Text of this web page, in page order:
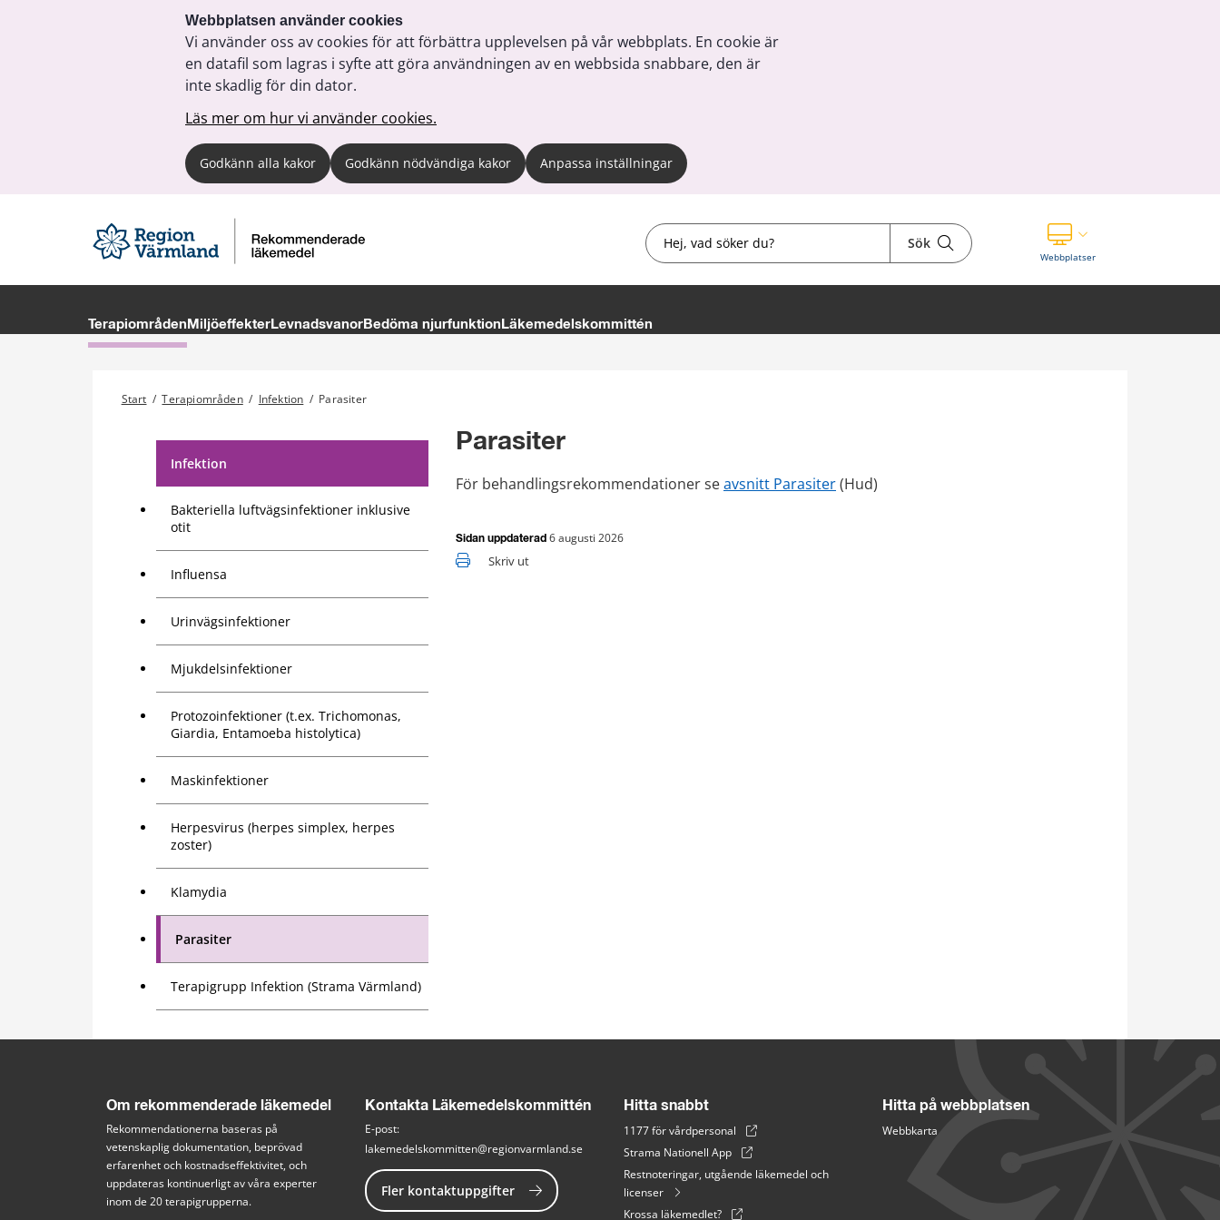
Webbplatsen använder cookies
Vi använder oss av cookies för att förbättra upplevelsen på vår webbplats. En cookie är
en datafil som lagras i syfte att göra användningen av en webbsida snabbare, den är
inte skadlig för din dator.
Läs mer om hur vi använder cookies.
Godkänn alla kakor Godkänn nödvändiga kakor Anpassa inställningar
Sök Sök
WebbplatserVisa våra andra webbplatser
Terapiområden MiljöeffekterLevnadsvanorBedöma njurfunktion Läkemedelskommittén
Start / Terapiområden / Infektion / Parasiter
Infektion
Bakteriella luftvägsinfektioner inklusive
otit
Influensa
Urinvägsinfektioner
Mjukdelsinfektioner
Protozoinfektioner (t.ex. Trichomonas,
Giardia, Entamoeba histolytica)
Maskinfektioner
Herpesvirus (herpes simplex, herpes
zoster)
Klamydia
Parasiter
Terapigrupp Infektion (Strama Värmland)
Parasiter
För behandlingsrekommendationer se avsnitt Parasiter (Hud)
Sidan uppdaterad 6 augusti 2026
Skriv ut
Om rekommenderade läkemedel
Rekommendationerna baseras på
vetenskaplig dokumentation, beprövad
erfarenhet och kostnadseffektivitet, och
uppdateras kontinuerligt av våra experter
inom de 20 terapigrupperna.
Kontakta Läkemedelskommittén
E-post:
lakemedelskommitten@regionvarmland.se
Fler kontaktuppgifter
Hitta snabbt
1177 för vårdpersonal
Strama Nationell App
Restnoteringar, utgående läkemedel och
licenser
Krossa läkemedlet?
Hitta på webbplatsen
Webbkarta